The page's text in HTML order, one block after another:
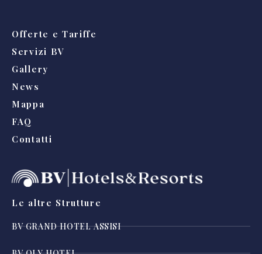
Offerte e Tariffe
Servizi BV
Gallery
News
Mappa
FAQ
Contatti
Le altre Strutture
BV GRAND HOTEL ASSISI